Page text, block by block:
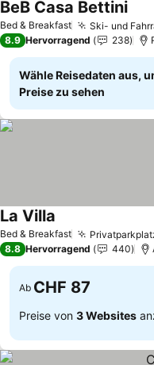
Bed & Breakfast Ski- und
BeB Casa Bettini
8.9 Hervorragend 238
Wähle Reisedaten aus,
Preise zu sehen
Bed & Breakfast
La Villa
8.8 Hervorragend 440
Ab CHF 87
Preise von 3 Websites